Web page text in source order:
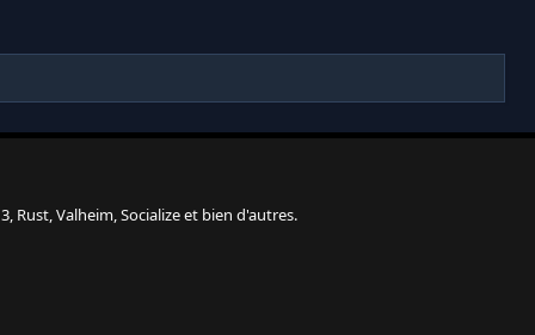
Rust, Valheim, Socialize et bien d'autres.